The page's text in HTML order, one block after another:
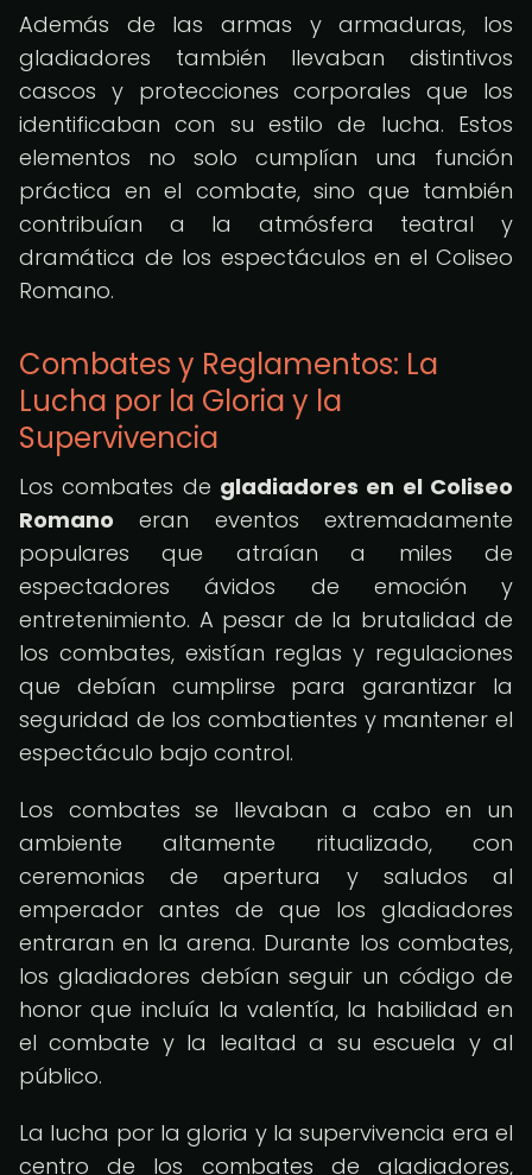
Además de las armas y armaduras, los
gladiadores también llevaban distintivos
cascos y protecciones corporales que los
identificaban con su estilo de lucha. Estos
elementos no solo cumplían una función
práctica en el combate, sino que también
contribuían a la atmósfera teatral y
dramática de los espectáculos en el Coliseo
Romano.
Combates y Reglamentos: La
Lucha por la Gloria y la
Supervivencia
Los combates de gladiadores en el Coliseo
Romano eran eventos extremadamente
populares que atraían a miles de
espectadores ávidos de emoción y
entretenimiento. A pesar de la brutalidad de
los combates, existían reglas y regulaciones
que debían cumplirse para garantizar la
seguridad de los combatientes y mantener el
espectáculo bajo control.
Los combates se llevaban a cabo en un
ambiente altamente ritualizado, con
ceremonias de apertura y saludos al
emperador antes de que los gladiadores
entraran en la arena. Durante los combates,
los gladiadores debían seguir un código de
honor que incluía la valentía, la habilidad en
el combate y la lealtad a su escuela y al
público.
La lucha por la gloria y la supervivencia era el
centro de los combates de gladiadores,